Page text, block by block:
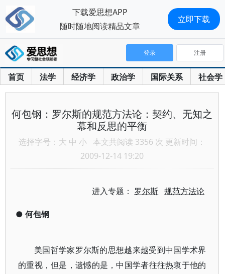
首页 法学 经济学 政治学 国际关系 社会学
登录 注册
何包钢：罗尔斯的规范方法论：契约、无知之
幕和反思的平衡
选择字号： 大 中 小 本文共阅读 3356 次 更新时间：
2009-12-14 19:20
进入专题： 罗尔斯 规范方法论
● 何包钢
美国哲学家罗尔斯的思想越来越受到中国学术界
的重视，但是，遗憾的是，中国学者往往热衷于他的
下载爱思想APP
随时随地阅读精品文章
立即下载